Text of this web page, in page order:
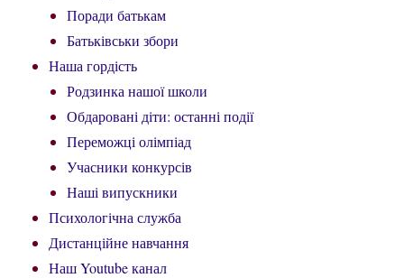
Поради батькам
Батьківськи збори
Наша гордість
Родзинка нашої школи
Обдаровані діти: останні події
Переможці олімпіад
Учасники конкурсів
Наші випускники
Психологічна служба
Дистанційне навчання
Наш Youtube канал